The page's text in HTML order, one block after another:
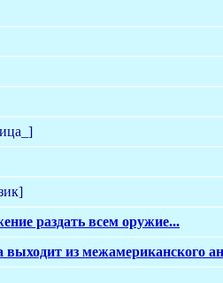
раздать всем оружие...
из межамериканского